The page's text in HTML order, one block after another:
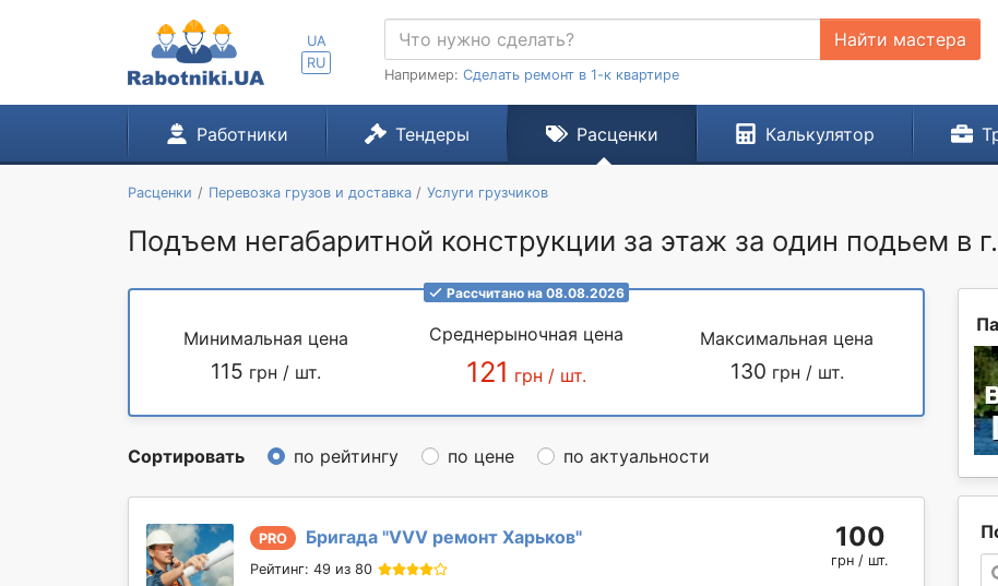
UA
RU
Найти мастера
Например: Сделать ремонт в 1-к квартире
Работники Тендеры Расценки Калькулятор
Расценки Перевозка грузов и доставка Услуги грузчиков
Подъем негабаритной конструкции за этаж за один подьем в
Рассчитано на 08.08.2026
Минимальная цена
115 грн / шт.
Среднерыночная цена
121 грн / шт.
Максимальная цена
130 грн / шт.
Сортировать по рейтингу по цене по актуальности
PRO Бригада "VVV ремонт Харьков"
Рейтинг: 49 из 80
100
грн / шт.